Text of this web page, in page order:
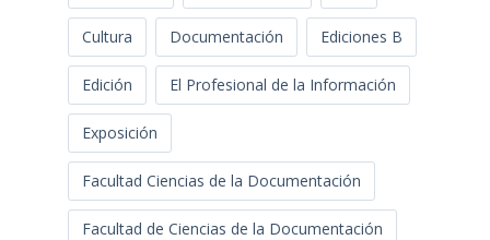
Cultura Documentación Ediciones B
Edición El Profesional de la Información
Exposición
Facultad Ciencias de la Documentación
Facultad de Ciencias de la Documentación